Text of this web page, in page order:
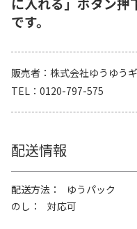
です。
販売者
株式会社ゆうゆう
TEL
0120-797-575
配送情報
配送方法
ゆうパック
のし
対応可